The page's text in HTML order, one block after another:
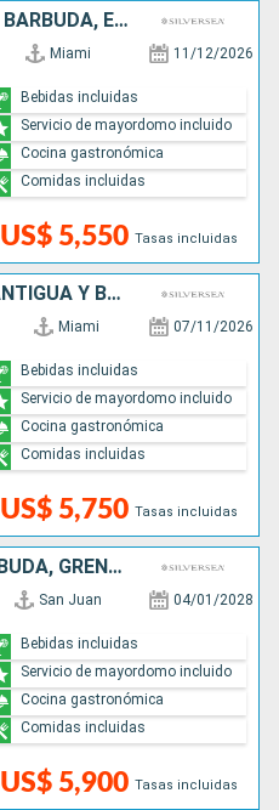
PUERTO RICO, ANTIGUA Y BARBUDA, ESTADOS UNIDOS, FRANCIA,
Miami 11/12/2026
US$ 5,550 Tasas incluidas
Bebidas incluidas
Servicio de mayordomo incluido
Cocina gastronómica
Comidas incluidas
PUERTO RICO, FRANCIA, ANTIGUA Y BARBUDA, REINO UNIDO, ESTADOS UNIDOS
Miami 07/11/2026
US$ 5,750 Tasas incluidas
Bebidas incluidas
Servicio de mayordomo incluido
Cocina gastronómica
Comidas incluidas
FRANCIA, ANTIGUA Y BARBUDA, GRENADA, ARUBA, PUERTO RICO
San Juan 04/01/2028
US$ 5,900 Tasas incluidas
Bebidas incluidas
Servicio de mayordomo incluido
Cocina gastronómica
Comidas incluidas